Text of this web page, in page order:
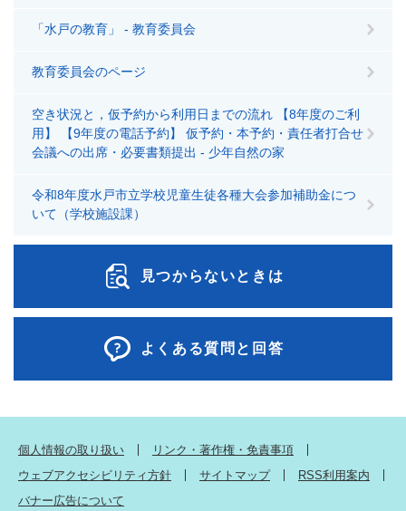
「水戸の教育」 - 教育委員会
教育委員会のページ
空き状況と，仮予約から利用日までの流れ 【8年度のご利
用】 【9年度の電話予約】 仮予約・本予約・責任者打合せ
会議への出席・必要書類提出 - 少年自然の家
令和8年度水戸市立学校児童生徒各種大会参加補助金につ
いて（学校施設課）
見つからないときは
よくある質問と回答
個人情報の取り扱い
リンク・著作権・免責事項
ウェブアクセシビリティ方針
サイトマップ
RSS利用案内
バナー広告について